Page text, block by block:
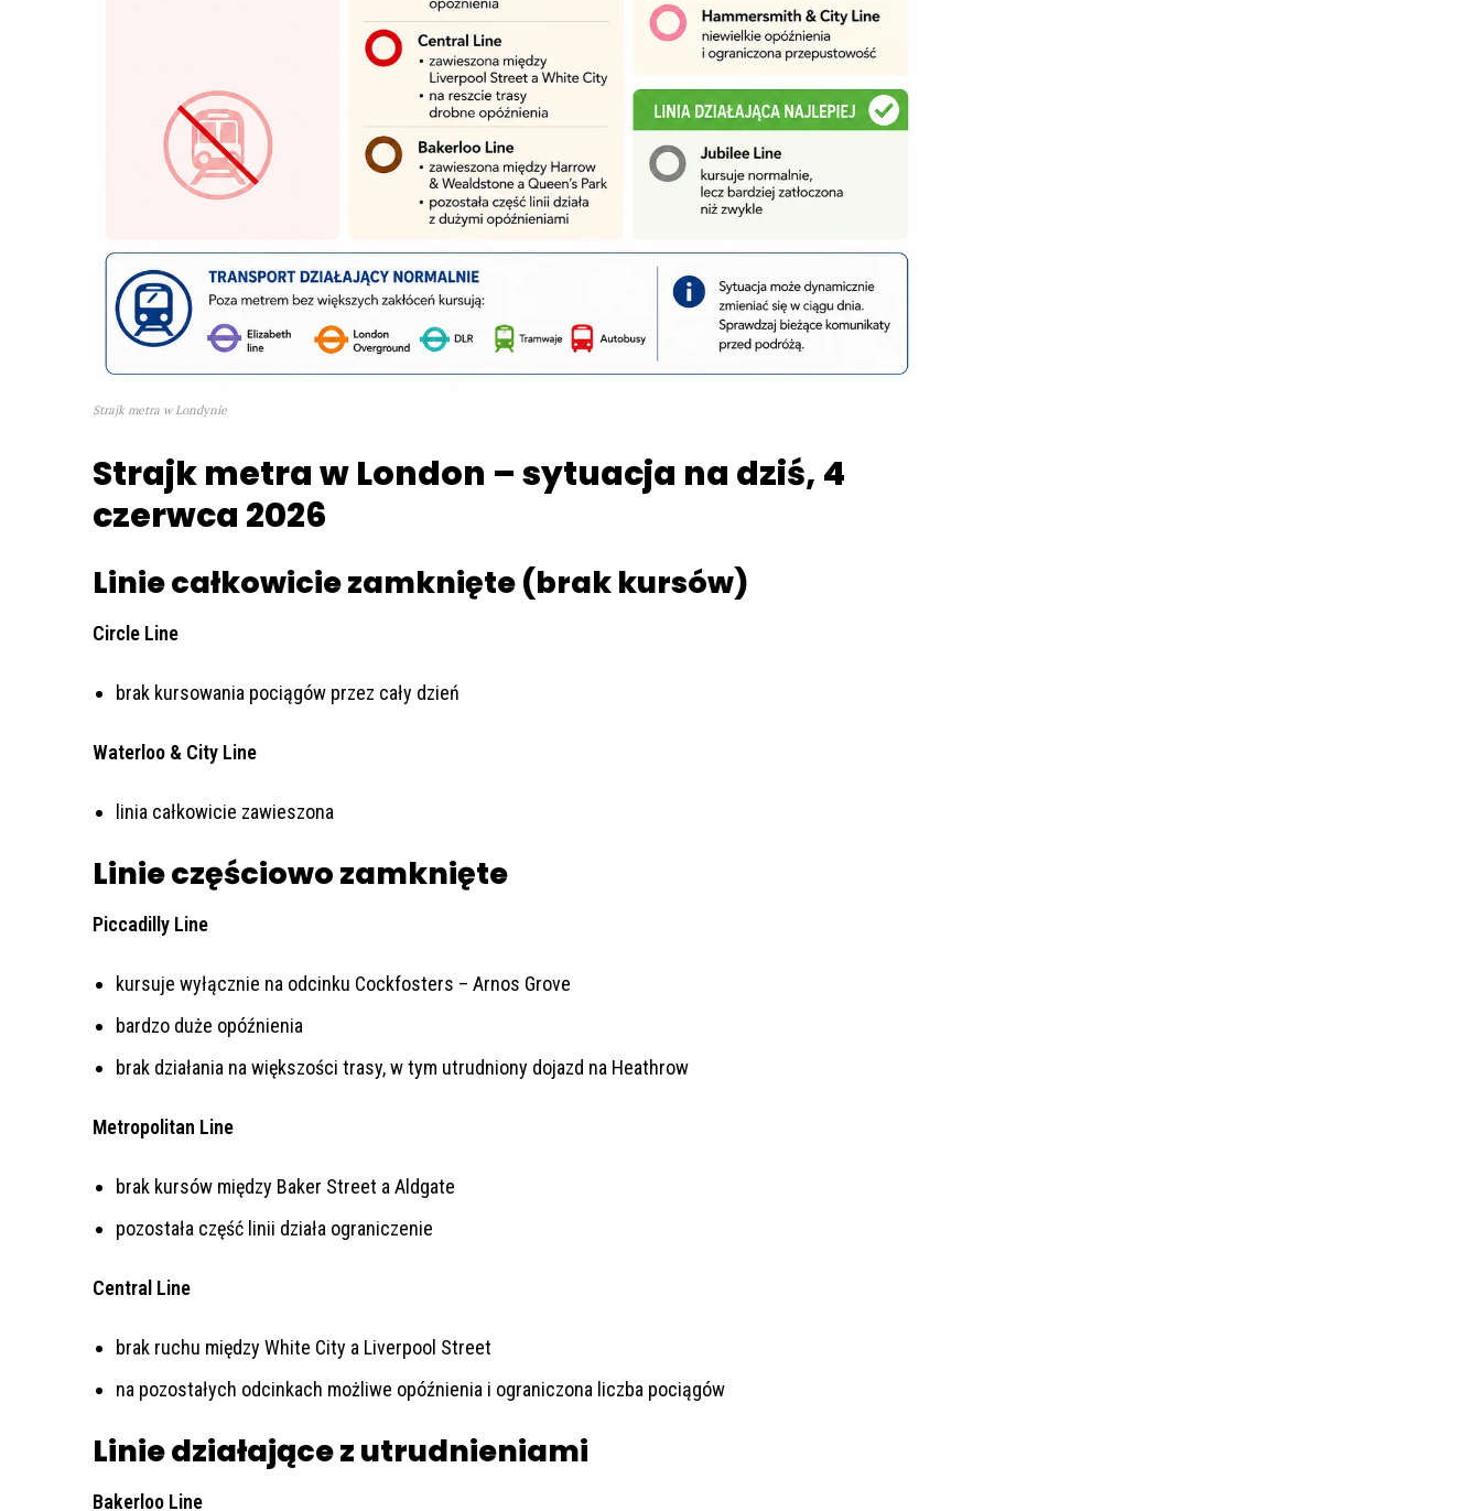
Strajk metra w Londynie
Strajk metra wLondon – sytuacja na dziś, 4
czerwca 2026
Linie całkowicie zamknięte (brak kursów)
Circle Line
brak kursowania pociągów przez cały dzień
Waterloo & City Line
linia całkowicie zawieszona
Linie częściowo zamknięte
Piccadilly Line
kursuje wyłącznie na odcinku Cockfosters – Arnos Grove
bardzo duże opóźnienia
brak działania na większości trasy, w tym utrudniony dojazd na Heathrow
Metropolitan Line
brak kursów między Baker Street a Aldgate
pozostała część linii działa ograniczenie
Central Line
brak ruchu między White City a Liverpool Street
na pozostałych odcinkach możliwe opóźnienia i ograniczona liczba pociągów
Linie działające z utrudnieniami
Bakerloo Line